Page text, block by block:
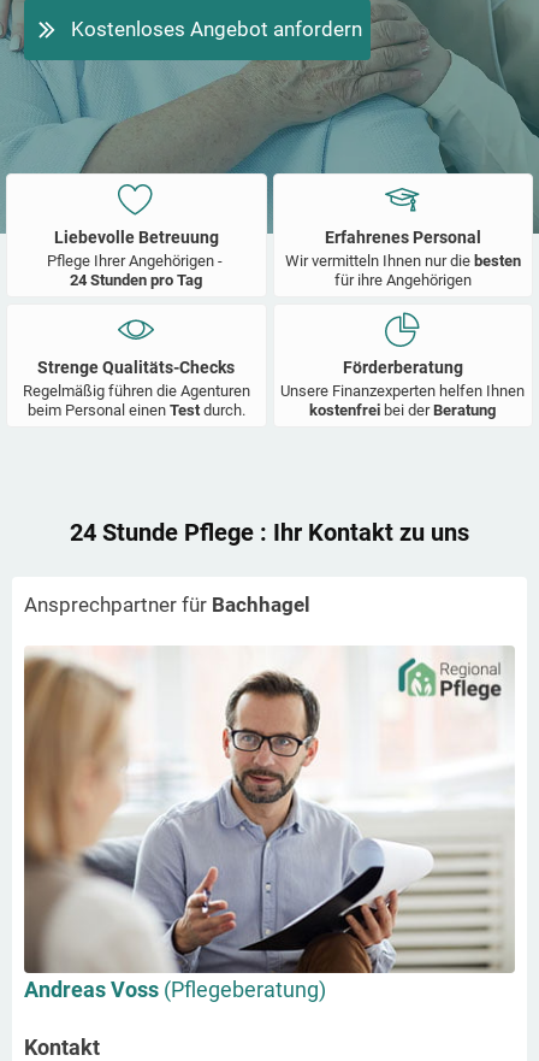
Kostenloses Angebot anfordern
Liebevolle Betreuung
Pflege Ihrer Angehörigen -
24 Stunden pro Tag
Erfahrenes Personal
Wir vermitteln Ihnen nur die besten
für ihre Angehörigen
Strenge Qualitäts-Checks
Regelmäßig führen die Agenturen
beim Personal einen Test durch.
Förderberatung
Unsere Finanzexperten helfen Ihnen
kostenfrei bei derBeratung
24 Stunde Pflege : Ihr Kontakt zu uns
Ansprechpartner für Bachhagel
Andreas Voss (Pflegeberatung)
Kontakt